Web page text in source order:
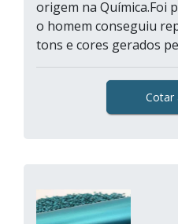
origem na Química.Foi
o homem conseguiu
tons e cores gerados
Cotar